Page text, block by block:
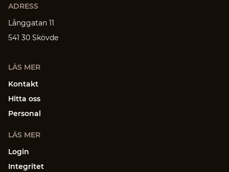
ADRESS
Långgatan 11
541 30 Skövde
LÄS MER
Kontakt
Hitta oss
Personal
LÄS MER
Login
Integritet